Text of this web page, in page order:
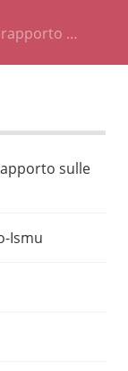
…
sulle
Ismu